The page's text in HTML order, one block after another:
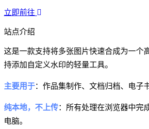
立即前往
站点介绍
这是一款支持将多张图片快速合成为一个
持添加自定义水印的轻量工具。
主要用于：作品集制作、文档归档、电子
纯本地，不上传：所有处理在浏览器中完
电脑。